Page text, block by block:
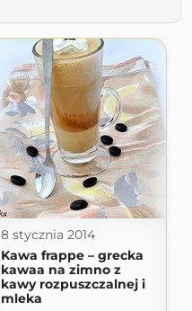
8 stycznia 2014
Kawa frappe – grecka
kawaa na zimno z
kawy rozpuszczalnej i
mleka